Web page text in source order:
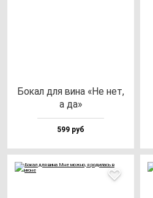
Бокал для ви­на «Не нет,
а да»
599 руб